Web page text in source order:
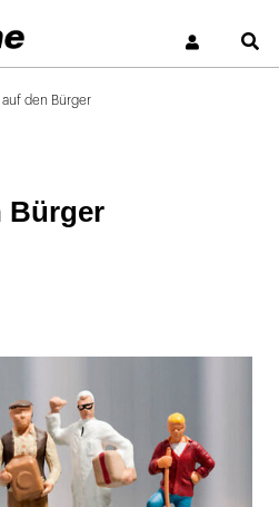
auf den Bürger
Bürger